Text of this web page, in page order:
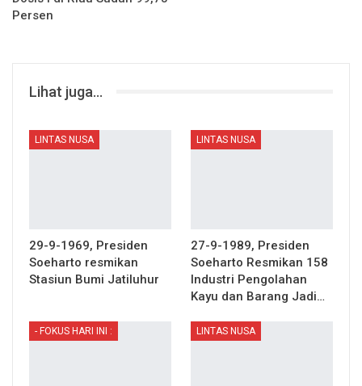
Persen
Lihat juga...
LINTAS NUSA
29-9-1969, Presiden
Soeharto resmikan
Stasiun Bumi Jatiluhur
LINTAS NUSA
27-9-1989, Presiden
Soeharto Resmikan 158
Industri Pengolahan
Kayu dan Barang Jadi…
- FOKUS HARI INI : LINTAS NUSA